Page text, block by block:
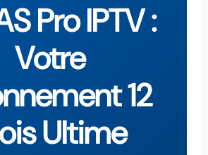
Pro IPTV :
Votre
12
Ultime